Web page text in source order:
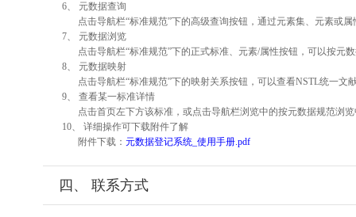
6、 元数据查询
点击导航栏“标准规范”下的高级查询按钮，通过元素集、元素或
7、 元数据浏览
点击导航栏“标准规范”下的正式标准、元素/属性按钮，可以按元
8、 元数据映射
点击导航栏“标准规范”下的映射关系按钮，可以查看NSTL统一文
9、 查看某一标准详情
点击首页左下方该标准，或点击导航栏浏览中的按元数据规范浏
10、 详细操作可下载附件了解
附件下载： 元数据登记系统_使用手册.pdf
四、 联系方式